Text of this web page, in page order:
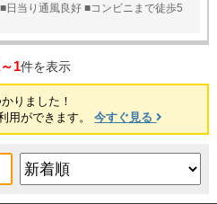
当り通風良好 ■コンビニまで徒歩5
1件を表示
りました！
用ができます。今すぐ見る